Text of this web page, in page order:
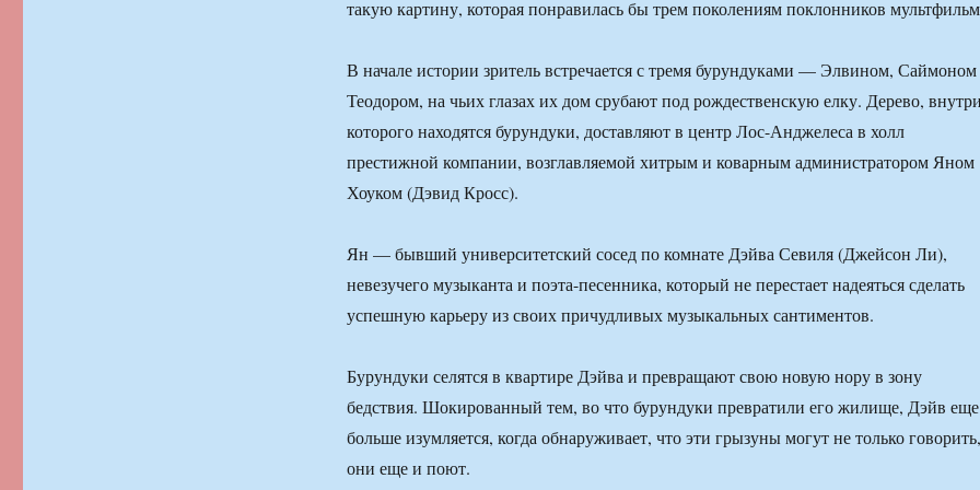
такую картину, которая понравилась бы трем поколениям поклонников
В начале истории зритель встречается с тремя бурундуками — Элвином,
Теодором, на чьих глазах их дом срубают под рождественскую елку. Дерево, внутри
которого находятся бурундуки, доставляют в центр Лос-Анджелеса в холл
престижной компании, возглавляемой хитрым и коварным администратором Яном
Хоуком (Дэвид Кросс).
Ян — бывший университетский сосед по комнате Дэйва Севиля (Джейсон Ли),
невезучего музыканта и поэта-песенника, который не перестает надеяться сделать
успешную карьеру из своих причудливых музыкальных сантиментов.
Бурундуки селятся в квартире Дэйва и превращают свою новую нору в зону
бедствия. Шокированный тем, во что бурундуки превратили его жилище, Дэйв еще
больше изумляется, когда обнаруживает, что эти грызуны могут не только говорить,
они еще и поют.